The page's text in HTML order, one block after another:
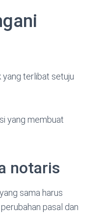
yang terlibat setuju
yang membuat
notaris
sama harus
pasal dan